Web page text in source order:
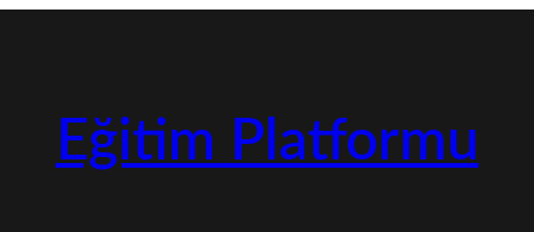
Eğitim Platformu